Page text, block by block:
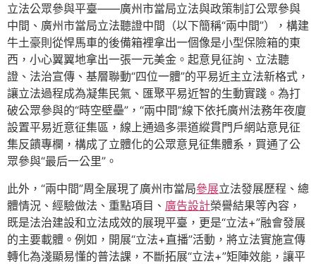
立法公眾參與平臺——廣州市當局立法與政策制訂公眾參與
中間、廣州市當局立法聽證中間（以下簡稱“兩中間”），構建
牛土豪則從悍馬車的後備箱裡拿出一個像是小型保險箱的東
西，小心翼翼地拿出一張一元美金。起意見征詢、立法聽
證、法治宣傳、基層聯動“四位一體”的平易近主立法新格式，
讓立法過程成為凝集民氣、匯聚平易近智的生動實踐。為打
破公眾參與的“時空壁壘”，“兩中間”線下依托廣州法務年夜廈
設置平易近意征集區，線上通過多渠道縱貫門戶網站意見征
集反饋專欄，構成了立體化的公眾意見征集體系，買通了公
眾參與“最后一公里”。
此外，“兩中間”周全展現了廣州市當局參展立法發展歷程、總
體情況、經驗做法、重點項目、 廣告設計榮譽結果等內容，
既是法治建設和立法成效的展現平臺，更是“立法+”融會發展
的主要載體。例如，開展“立法+直播”活動，將立法實施宣傳
轉化為淺顯易懂的普法課，不斷拓展“立法+”矩陣效能，讓平